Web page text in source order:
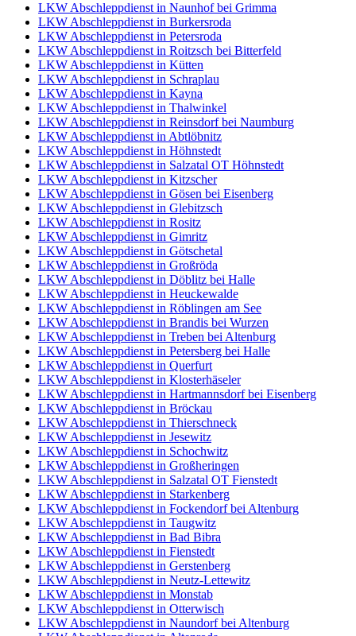
LKW Abschleppdienst in Naunhof bei Grimma
LKW Abschleppdienst in Burkersroda
LKW Abschleppdienst in Petersroda
LKW Abschleppdienst in Roitzsch bei Bitterfeld
LKW Abschleppdienst in Kütten
LKW Abschleppdienst in Schraplau
LKW Abschleppdienst in Kayna
LKW Abschleppdienst in Thalwinkel
LKW Abschleppdienst in Reinsdorf bei Naumburg
LKW Abschleppdienst in Abtlöbnitz
LKW Abschleppdienst in Höhnstedt
LKW Abschleppdienst in Salzatal OT Höhnstedt
LKW Abschleppdienst in Kitzscher
LKW Abschleppdienst in Gösen bei Eisenberg
LKW Abschleppdienst in Glebitzsch
LKW Abschleppdienst in Rositz
LKW Abschleppdienst in Gimritz
LKW Abschleppdienst in Götschetal
LKW Abschleppdienst in Großröda
LKW Abschleppdienst in Döblitz bei Halle
LKW Abschleppdienst in Heuckewalde
LKW Abschleppdienst in Röblingen am See
LKW Abschleppdienst in Brandis bei Wurzen
LKW Abschleppdienst in Treben bei Altenburg
LKW Abschleppdienst in Petersberg bei Halle
LKW Abschleppdienst in Querfurt
LKW Abschleppdienst in Klosterhäseler
LKW Abschleppdienst in Hartmannsdorf bei Eisenberg
LKW Abschleppdienst in Bröckau
LKW Abschleppdienst in Thierschneck
LKW Abschleppdienst in Jesewitz
LKW Abschleppdienst in Schochwitz
LKW Abschleppdienst in Großheringen
LKW Abschleppdienst in Salzatal OT Fienstedt
LKW Abschleppdienst in Starkenberg
LKW Abschleppdienst in Fockendorf bei Altenburg
LKW Abschleppdienst in Taugwitz
LKW Abschleppdienst in Bad Bibra
LKW Abschleppdienst in Fienstedt
LKW Abschleppdienst in Gerstenberg
LKW Abschleppdienst in Neutz-Lettewitz
LKW Abschleppdienst in Monstab
LKW Abschleppdienst in Otterwisch
LKW Abschleppdienst in Naundorf bei Altenburg